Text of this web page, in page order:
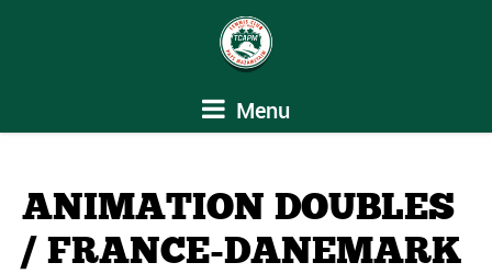
Menu
ANIMATION DOUBLES
/ FRANCE-DANEMARK